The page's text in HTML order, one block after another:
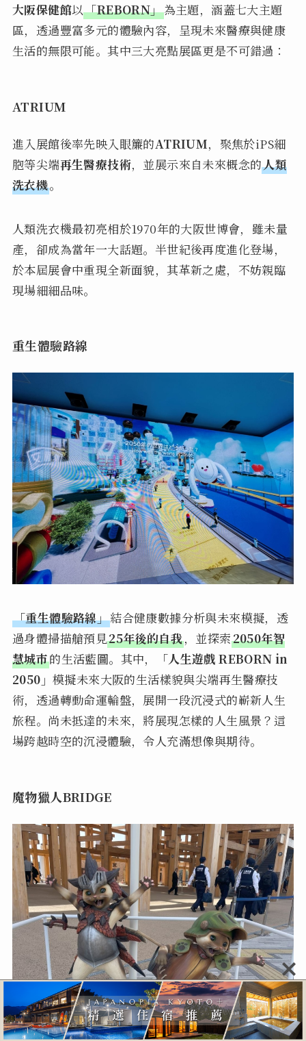
大阪保健館以「REBORN」為主題，涵蓋七大主題
區，透過豐富多元的體驗內容，呈現未來醫療與健康
生活的無限可能。其中三大亮點展區更是不可錯過：
ATRIUM
進入展館後率先映入眼簾的ATRIUM，聚焦於iPS細
胞等尖端再生醫療技術，並展示來自未來概念的人類
洗衣機。
人類洗衣機最初亮相於1970年的大阪世博會，雖未量
產，卻成為當年一大話題。半世紀後再度進化登場，
於本屆展會中重現全新面貌，其革新之處，不妨親臨
現場細細品味。
重生體驗路線
「重生體驗路線」結合健康數據分析與未來模擬，透
過身體掃描艙預見25年後的自我，並探索2050年智
慧城市的生活藍圖。其中，
「人生遊戲 REBORN in
2050」 模擬未來大阪的生活樣貌與尖端再生醫療技
術，透過轉動命運輪盤，展開一段沉浸式的嶄新人生
旅程。尚未抵達的未來，將展現怎樣的人生風景？這
場跨越時空的沉浸體驗，令人充滿想像與期待。
魔物獵人BRIDGE